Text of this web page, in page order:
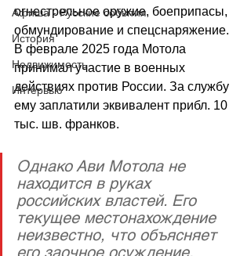
Афиша - Русские события
История
Недвижимость
Интервью
огнестрельное оружие, боеприпасы,
обмундирование и спецснаряжение.
В феврале 2025 года Мотола
принимал участие в военных
действиях против России. За службу
ему заплатили эквивалент прибл. 10
тыс. шв. франков.
Однако Ави Мотола не
находится в руках
российских властей. Его
текущее местонахождение
неизвестно, что объясняет
его заочное осуждение.